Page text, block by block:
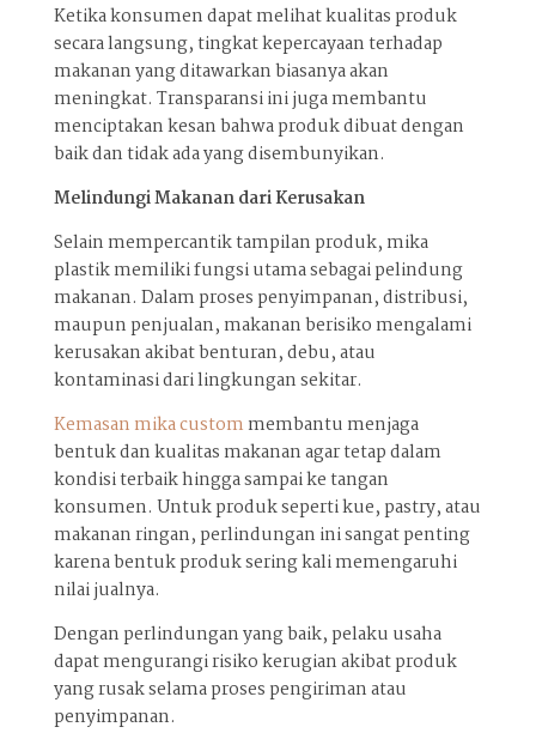
Ketika konsumen dapat melihat kualitas produk
secara langsung, tingkat kepercayaan terhadap
makanan yang ditawarkan biasanya akan
meningkat. Transparansi ini juga membantu
menciptakan kesan bahwa produk dibuat dengan
baik dan tidak ada yang disembunyikan.
Melindungi Makanan dari Kerusakan
Selain mempercantik tampilan produk, mika
plastik memiliki fungsi utama sebagai pelindung
makanan. Dalam proses penyimpanan, distribusi,
maupun penjualan, makanan berisiko mengalami
kerusakan akibat benturan, debu, atau
kontaminasi dari lingkungan sekitar.
Kemasan mika custom membantu menjaga
bentuk dan kualitas makanan agar tetap dalam
kondisi terbaik hingga sampai ke tangan
konsumen. Untuk produk seperti kue, pastry, atau
makanan ringan, perlindungan ini sangat penting
karena bentuk produk sering kali memengaruhi
nilai jualnya.
Dengan perlindungan yang baik, pelaku usaha
dapat mengurangi risiko kerugian akibat produk
yang rusak selama proses pengiriman atau
penyimpanan.